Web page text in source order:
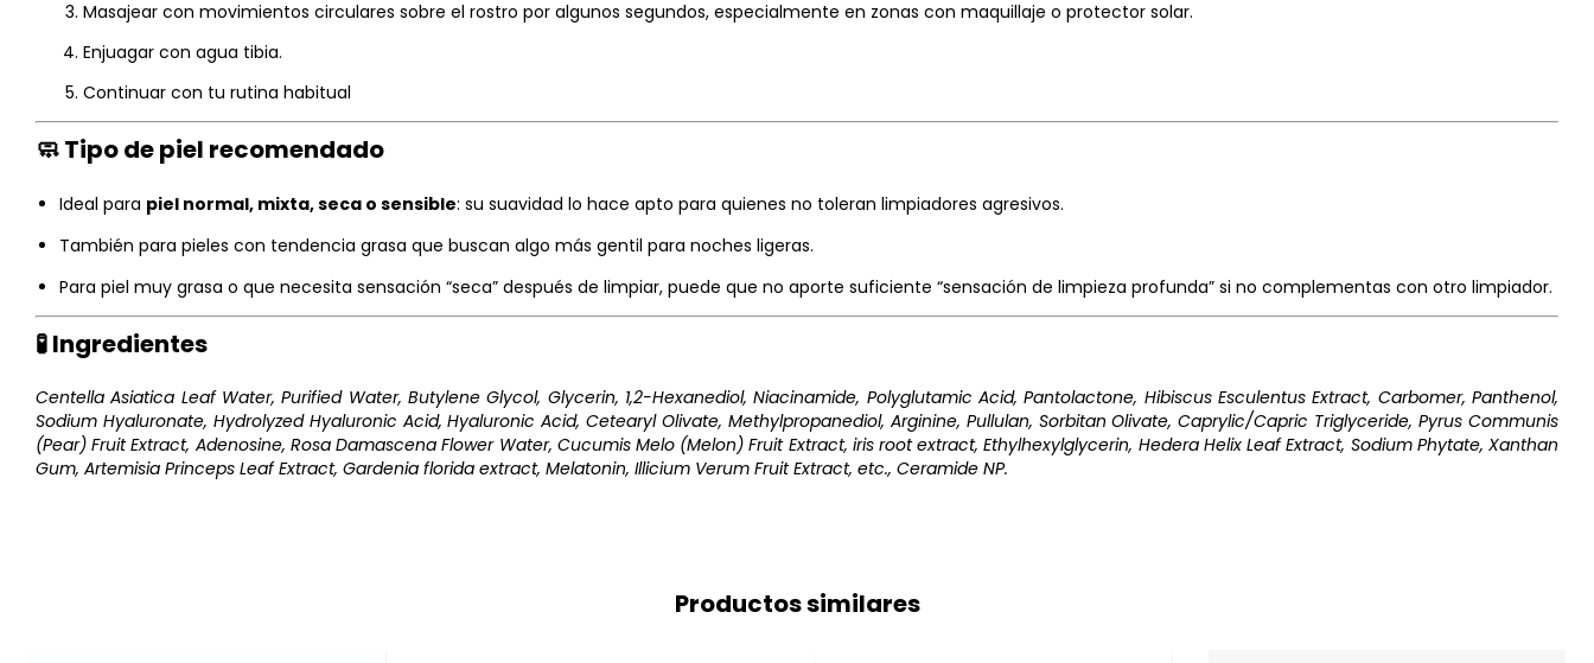
Masajear con movimientos circulares sobre el rostro por algunos segundos, especialmente en zonas con maquillaje o protector solar.
Enjuagar con agua tibia.
Continuar con tu rutina habitual
🧼 Tipo de piel recomendado
Ideal para piel normal, mixta, seca o sensible: su suavidad lo hace apto para quienes no toleran limpiadores agresivos.
También para pieles con tendencia grasa que buscan algo más gentil para noches ligeras.
Para piel muy grasa o que necesita sensación “seca” después de limpiar, puede que no aporte suficiente “sensación de limpieza profunda” si no complementas con otro limpiador.
🧪 Ingredientes
Centella Asiatica Leaf Water, Purified Water, Butylene Glycol, Glycerin, 1,2-Hexanediol, Niacinamide, Polyglutamic Acid, Pantolactone, Hibiscus Esculentus Extract, Carbomer, Panthenol,
Sodium Hyaluronate, Hydrolyzed Hyaluronic Acid, Hyaluronic Acid, Cetearyl Olivate, Methylpropanediol, Arginine, Pullulan, Sorbitan Olivate, Caprylic/Capric Triglyceride, Pyrus Communis
(Pear) Fruit Extract, Adenosine, Rosa Damascena Flower Water, Cucumis Melo (Melon) Fruit Extract, iris root extract, Ethylhexylglycerin, Hedera Helix Leaf Extract, Sodium Phytate, Xanthan
Gum, Artemisia Princeps Leaf Extract, Gardenia florida extract, Melatonin, Illicium Verum Fruit Extract, etc., Ceramide NP.
Productos similares